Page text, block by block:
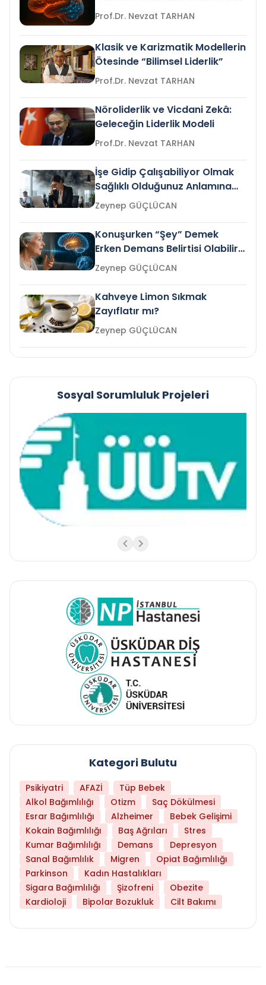
Prof.Dr. Nevzat TARHAN
Klasik ve Karizmatik Modellerin
Ötesinde “Bilimsel Liderlik”
Prof.Dr. Nevzat TARHAN
Nöroliderlik ve Vicdani Zekâ:
Geleceğin Liderlik Modeli
Prof.Dr. Nevzat TARHAN
İşe Gidip Çalışabiliyor Olmak
Sağlıklı Olduğunuz Anlamına
Gelir mi?Zeynep GÜÇLÜCAN
Konuşurken “Şey” Demek
Erken Demans Belirtisi Olabilir
mi?
Zeynep GÜÇLÜCAN
Kahveye Limon Sıkmak
Zayıflatır mı?
Zeynep GÜÇLÜCAN
Sosyal Sorumluluk Projeleri
Kategori Bulutu
Psikiyatri AFAZİ
Tüp Bebek
Alkol Bağımlılığı
Otizm
Saç Dökülmesi
Esrar Bağımlılığı
Alzheimer
Bebek Gelişimi
Kokain Bağımlılığı
Baş Ağrıları
Stres
Kumar Bağımlılığı
Demans
Depresyon
Sanal Bağımlılık
Migren
Opiat Bağımlılığı
Parkinson
Kadın Hastalıkları
Sigara Bağımlılığı
Şizofreni
Obezite
Kardioloji
Bipolar Bozukluk Cilt Bakımı